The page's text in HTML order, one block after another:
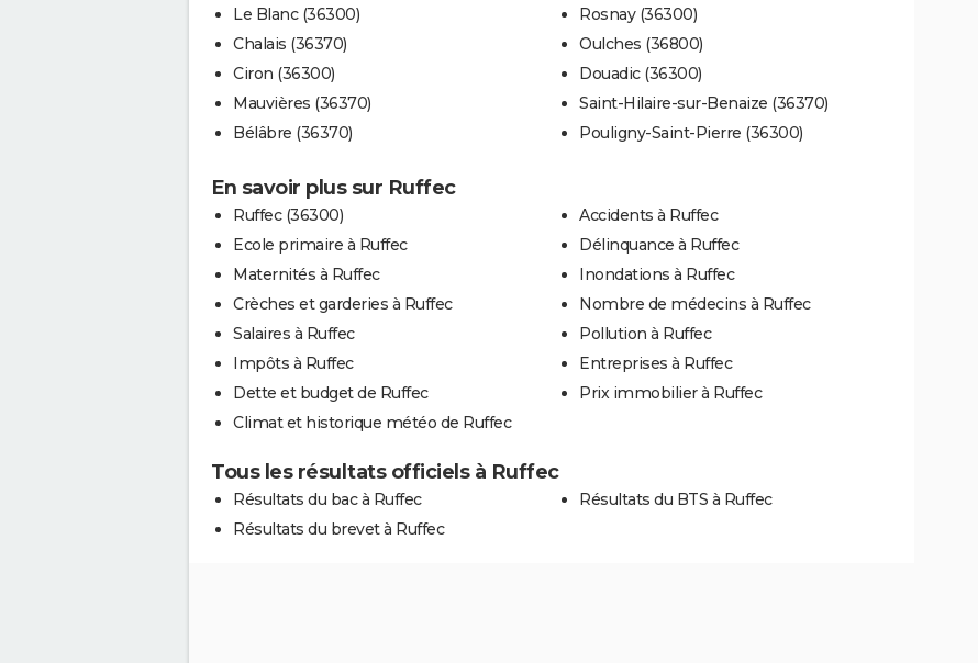
Le Blanc (36300)
Chalais (36370)
Ciron (36300)
Mauvières (36370)
Bélâbre (36370)
Rosnay (36300)
Oulches (36800)
Douadic (36300)
Saint-Hilaire-sur-Benaize (36370)
Pouligny-Saint-Pierre (36300)
En savoir plus sur Ruffec
Ruffec (36300)
Ecole primaire à Ruffec
Maternités à Ruffec
Crèches et garderies à Ruffec
Salaires à Ruffec
Impôts à Ruffec
Dette et budget de Ruffec
Climat et historique météo de Ruffec
Accidents à Ruffec
Délinquance à Ruffec
Inondations à Ruffec
Nombre de médecins à Ruffec
Pollution à Ruffec
Entreprises à Ruffec
Prix immobilier à Ruffec
Tous les résultats officiels à Ruffec
Résultats du bac à Ruffec
Résultats du brevet à Ruffec
Résultats du BTS à Ruffec